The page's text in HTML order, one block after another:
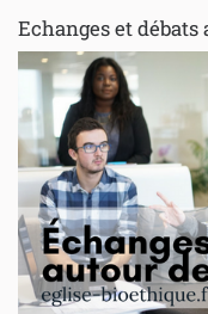
Echanges et